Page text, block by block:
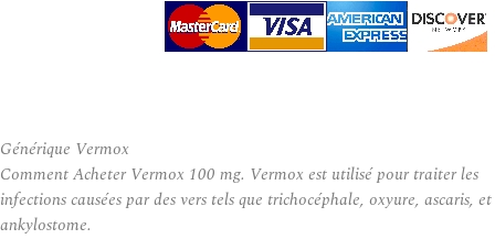
Générique Vermox
Comment Acheter Vermox 100 mg. Vermox est utilisé pour traiter les
infections causées par des vers tels que trichocéphale, oxyure, ascaris, et
ankylostome.